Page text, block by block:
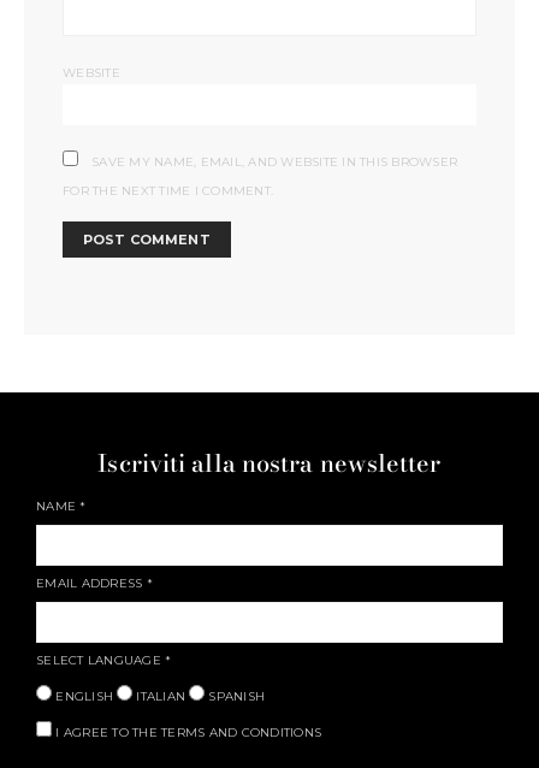
WEBSITE
SAVE MY NAME, EMAIL, AND WEBSITE IN THIS BROWSER
FOR THE NEXT TIME I COMMENT.
Iscriviti alla nostra newsletter
NAME*
EMAIL ADDRESS *
SELECT LANGUAGE *
ENGLISH ITALIAN SPANISH
I AGREE TO THE TERMS AND CONDITIONS